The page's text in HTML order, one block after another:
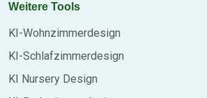
Weitere Tools
KI-Wohnzimmerdesign
KI-Schlafzimmerdesign
KI Nursery Design